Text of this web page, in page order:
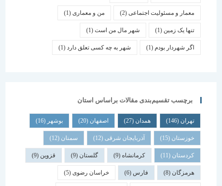
معمار و مسئولیت اجتماعی (2) من و معماری (1)
تنها یک زمین(1) شهر مال من است(1)
اگر شهردار بودم (1) شهر به چه کسی تعلق دارد(1)
برچسب تقسیم‌بندی مقالات براساس استان
همدان اصفهان (20) بوشهر
خوزستان(15) آذربایجان شرقی(12) سمنان (12)
کردستان(11) کرمانشاه(9) گلستان (9) قزوین
هرمزگان(8) فارس خراسان رضوی(5)